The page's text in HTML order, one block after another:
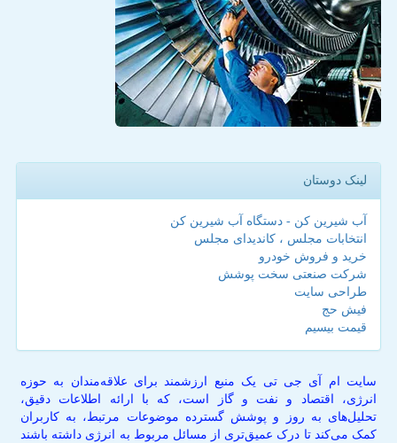
لینک دوستان
آب شیرین کن - دستگاه آب شیرین کن
انتخابات مجلس ، کاندیدای مجلس
خرید و فروش خودرو
شرکت صنعتی سخت پوشش
طراحی سایت
فیش حج
قیمت بیسیم
سایت ام آی جی تی یک منبع ارزشمند برای علاقه‌مندان به حوزه
انرژی، اقتصاد و نفت و گاز است، که با ارائه اطلاعات دقیق،
تحلیل‌های به روز و پوشش گسترده موضوعات مرتبط، به کاربران
کمک می‌کند تا درک عمیق‌تری از مسائل مربوط به انرژی داشته باشند